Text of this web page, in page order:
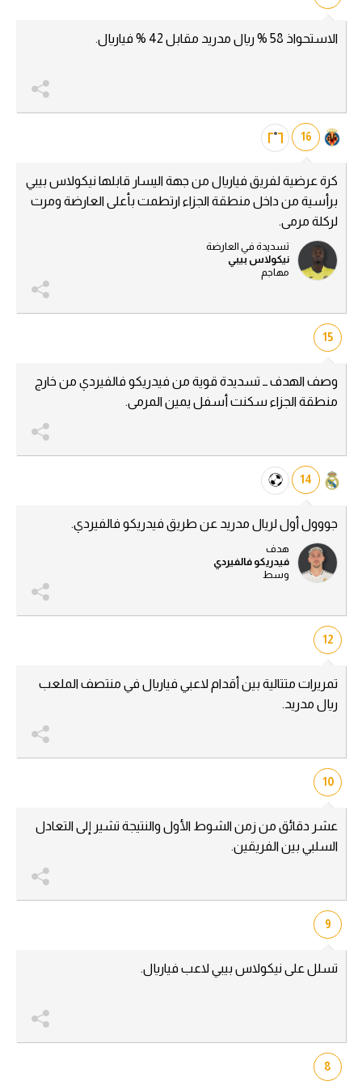
الاستحواذ 58 % ريال مدريد مقابل 42 % فياريال.
16
كرة عرضية لفريق فياريال من جهة اليسار قابلها نيكولاس بيبي
برأسية من داخل منطقة الجزاء ارتطمت بأعلى العارضة ومرت
لركلة مرمى.
تسديدة في العارضة
نيكولاس بيبي
مهاجم
15
وصف الهدف ــ تسديدة قوية من فيدريكو فالفيردي من خارج
منطقة الجزاء سكنت أسفل يمين المرمى.
14
جووول أول لريال مدريد عن طريق فيدريكو فالفيردي.
هدف
فيدريكو فالفيردي
وسط
12
تمريرات متتالية بين أقدام لاعبي فياريال في منتصف الملعب
ريال مدريد.
10
عشر دقائق من زمن الشوط الأول والنتيجة تشير إلى التعادل
السلبي بين الفريقين.
9
تسلل على نيكولاس بيبي لاعب فياريال.
8